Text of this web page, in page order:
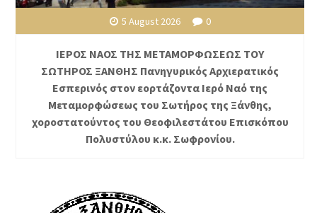
5 August 2026 0
ΙΕΡΟΣ ΝΑΟΣ ΤΗΣ ΜΕΤΑΜΟΡΦΩΣΕΩΣ ΤΟΥ
ΣΩΤΗΡΟΣ ΞΑΝΘΗΣ Πανηγυρικός Αρχιερατικός
Εσπερινός στον εορτάζοντα Ιερό Ναό της
Μεταμορφώσεως του Σωτήρος της Ξάνθης,
χοροστατούντος του Θεοφιλεστάτου Επισκόπου
Πολυστύλου κ.κ. Σωφρονίου.